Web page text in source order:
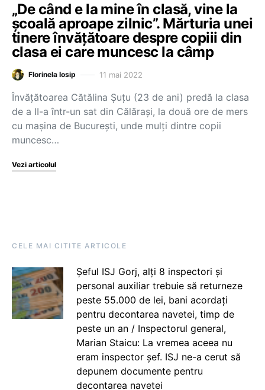
„De când e la mine în clasă, vine la
școală aproape zilnic”. Mărturia unei
tinere învățătoare despre copiii din
clasa ei care muncesc la câmp
Florinela Iosip 11 mai 2022
Învățătoarea Cătălina Șuțu (23 de ani) predă la clasa
de a II-a într-un sat din Călărași, la două ore de mers
cu mașina de București, unde mulți dintre copii
muncesc…
Vezi articolul
CELE MAI CITITE ARTICOLE
Șeful ISJ Gorj, alți 8 inspectori și
personal auxiliar trebuie să returneze
peste 55.000 de lei, bani acordați
pentru decontarea navetei, timp de
peste un an / Inspectorul general,
Marian Staicu: La vremea aceea nu
eram inspector șef. ISJ ne-a cerut să
depunem documente pentru
decontarea navetei